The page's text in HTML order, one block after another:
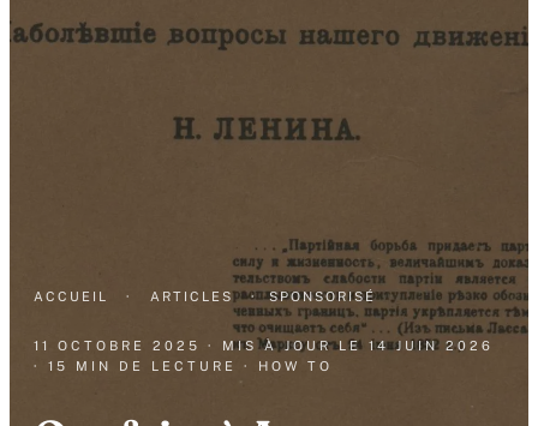
ACCUEIL · ARTICLES · SPONSORISÉ
11 OCTOBRE 2025 · MIS À JOUR LE 14 JUIN 2026
· 15 MIN DE LECTURE
· HOW TO